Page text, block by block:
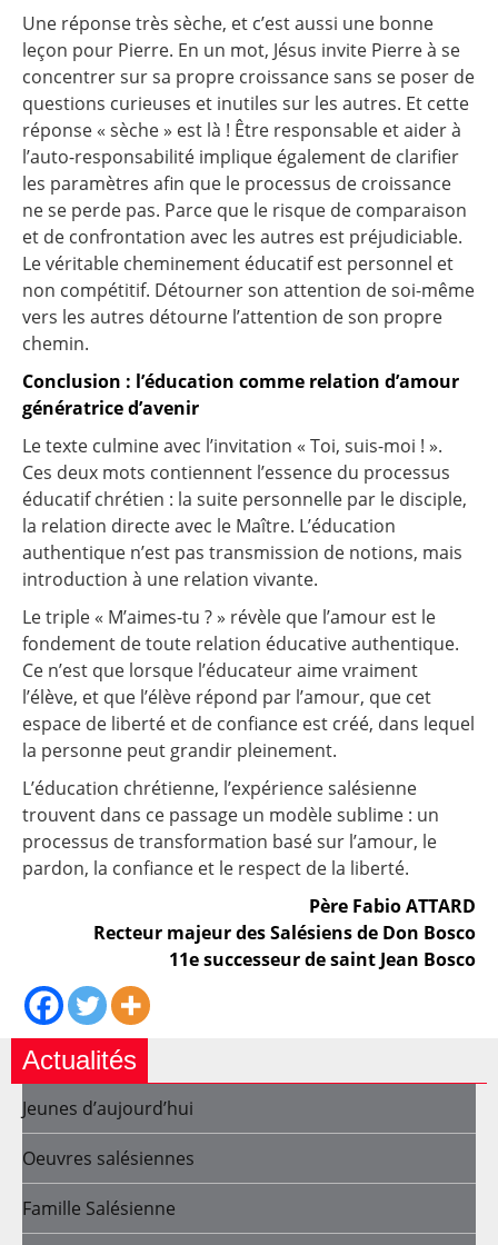
Une réponse très sèche, et c’est aussi une bonne
leçon pour Pierre. En un mot, Jésus invite Pierre à se
concentrer sur sa propre croissance sans se poser de
questions curieuses et inutiles sur les autres. Et cette
réponse « sèche » est là ! Être responsable et aider à
l’auto-responsabilité implique également de clarifier
les paramètres afin que le processus de croissance
ne se perde pas. Parce que le risque de comparaison
et de confrontation avec les autres est préjudiciable.
Le véritable cheminement éducatif est personnel et
non compétitif. Détourner son attention de soi-même
vers les autres détourne l’attention de son propre
chemin.
Conclusion : l’éducation comme relation d’amour
génératrice d’avenir
Le texte culmine avec l’invitation « Toi, suis-moi ! ».
Ces deux mots contiennent l’essence du processus
éducatif chrétien : la suite personnelle par le disciple,
la relation directe avec le Maître. L’éducation
authentique n’est pas transmission de notions, mais
introduction à une relation vivante.
Le triple « M’aimes-tu ? » révèle que l’amour est le
fondement de toute relation éducative authentique.
Ce n’est que lorsque l’éducateur aime vraiment
l’élève, et que l’élève répond par l’amour, que cet
espace de liberté et de confiance est créé, dans lequel
la personne peut grandir pleinement.
L’éducation chrétienne, l’expérience salésienne
trouvent dans ce passage un modèle sublime : un
processus de transformation basé sur l’amour, le
pardon, la confiance et le respect de la liberté.
Père Fabio ATTARD
Recteur majeur des Salésiens de Don Bosco
11e successeur de saint Jean Bosco
Actualités
Jeunes d’aujourd’hui
Oeuvres salésiennes
Famille Salésienne